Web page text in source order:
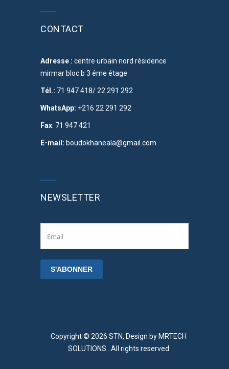
CONTACT
Adresse : centre urbain nord résidence
mirmar bloc b 3 éme étage
Tél.: 71 947 418/ 22 291 292
WhatsApp: +216 22 291 292
Fax: 71 947 421
E-mail: boudokhaneala@gmail.com
NEWSLETTER
Copyright © 2026 STN, Design by MRTECH
SOLUTIONS . All rights reserved